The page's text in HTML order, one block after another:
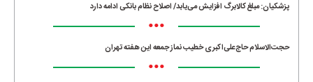
پزشکیان: مبلغ کالابرگ افزایش می‌یابد/ اصلاح نظام بانکی ادامه دارد
•••
حجت‌الاسلام حاج‌علی‌اکبری خطیب نماز جمعه این هفته تهران
•••